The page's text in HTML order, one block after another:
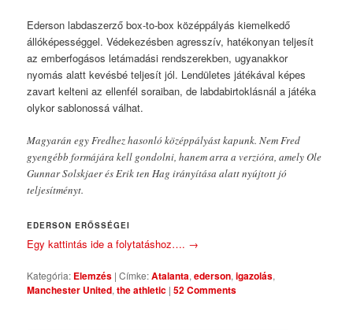
Ederson labdaszerző box-to-box középpályás kiemelkedő
állóképességgel. Védekezésben agresszív, hatékonyan teljesít
az emberfogásos letámadási rendszerekben, ugyanakkor
nyomás alatt kevésbé teljesít jól. Lendületes játékával képes
zavart kelteni az ellenfél soraiban, de labdabirtoklásnál a játéka
olykor sablonossá válhat.
Magyarán egy Fredhez hasonló középpályást kapunk. Nem Fred
gyengébb formájára kell gondolni, hanem arra a verzióra, amely Ole
Gunnar Solskjaer és Erik ten Hag irányítása alatt nyújtott jó
teljesítményt.
EDERSON ERŐSSÉGEI
Egy kattintás ide a folytatáshoz…. →
Kategória: Elemzés |Címke:Atalanta,ederson,igazolás,
Manchester United,the athletic |52 Comments